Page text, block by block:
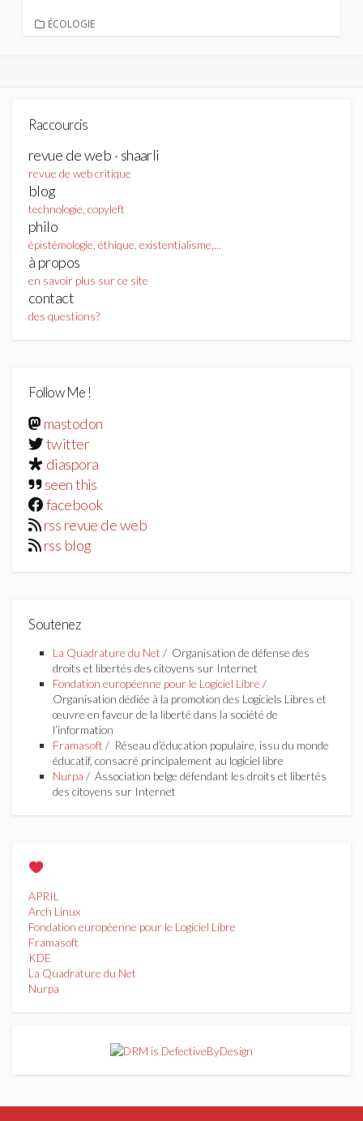
CATEGORIES
ÉCOLOGIE
Raccourcis
revue de web · shaarli
revue de web critique
blog
technologie, copyleft
philo
épistémologie, éthique, existentialisme,...
à propos
en savoir plus sur ce site
contact
des questions?
Follow Me !
mastodon
twitter
diaspora
seen this
facebook
rss revue de web
rss blog
Soutenez
La Quadrature du Net / Organisation de défense des
droits et libertés des citoyens sur Internet
Fondation européenne pour le Logiciel Libre /
Organisation dédiée à la promotion des Logiciels Libres et
œuvre en faveur de la liberté dans la société de
l’information
Framasoft / Réseau d’éducation populaire, issu du monde
éducatif, consacré principalement au logiciel libre
Nurpa / Association belge défendant les droits et libertés
des citoyens sur Internet
APRIL
Arch Linux
Fondation européenne pour le Logiciel Libre
Framasoft
KDE
La Quadrature du Net
Nurpa